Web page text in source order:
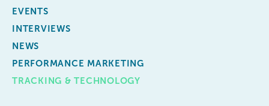
EVENTS
INTERVIEWS
NEWS
PERFORMANCE MARKETING
TRACKING & TECHNOLOGY